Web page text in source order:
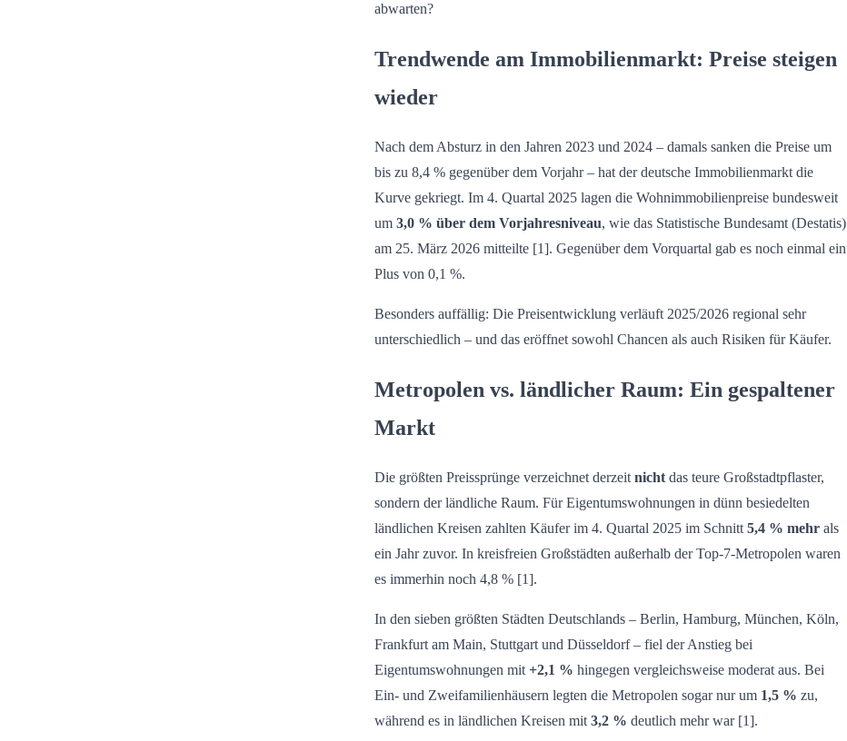
abwarten?
Trendwende am Immobilienmarkt: Preise steigen
wieder
Nach dem Absturz in den Jahren 2023 und 2024 – damals sanken die Preise um
bis zu 8,4 % gegenüber dem Vorjahr – hat der deutsche Immobilienmarkt die
Kurve gekriegt. Im 4. Quartal 2025 lagen die Wohnimmobilienpreise bundesweit
um 3,0 % über dem Vorjahresniveau, wie das Statistische Bundesamt (Destatis)
am 25. März 2026 mitteilte [1]. Gegenüber dem Vorquartal gab es noch einmal ein
Plus von 0,1 %.
Besonders auffällig: Die Preisentwicklung verläuft 2025/2026 regional sehr
unterschiedlich – und das eröffnet sowohl Chancen als auch Risiken für Käufer.
Metropolen vs. ländlicher Raum: Ein gespaltener
Markt
Die größten Preissprünge verzeichnet derzeit nicht das teure Großstadtpflaster,
sondern der ländliche Raum. Für Eigentumswohnungen in dünn besiedelten
ländlichen Kreisen zahlten Käufer im 4. Quartal 2025 im Schnitt 5,4 % mehr als
ein Jahr zuvor. In kreisfreien Großstädten außerhalb der Top-7-Metropolen waren
es immerhin noch 4,8 % [1].
In den sieben größten Städten Deutschlands – Berlin, Hamburg, München, Köln,
Frankfurt am Main, Stuttgart und Düsseldorf – fiel der Anstieg bei
Eigentumswohnungen mit +2,1 % hingegen vergleichsweise moderat aus. Bei
Ein- und Zweifamilienhäusern legten die Metropolen sogar nur um 1,5 % zu,
während es in ländlichen Kreisen mit 3,2 % deutlich mehr war [1].